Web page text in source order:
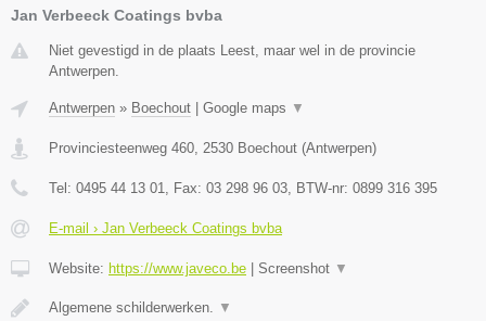
Jan Verbeeck Coatings bvba
Niet gevestigd in de plaats Leest, maar wel in de provincie
Antwerpen.
Antwerpen » Boechout | Google maps ▼
Provinciesteenweg 460 2530 Boechout (Antwerpen)
Tel: 0495 44 13 01 , Fax: 03 298 96 03 , BTW-nr: 0899 316 395
E-mail › Jan Verbeeck Coatings bvba
Website: https://www.javeco.be | Screenshot ▼
Algemene schilderwerken. ▼